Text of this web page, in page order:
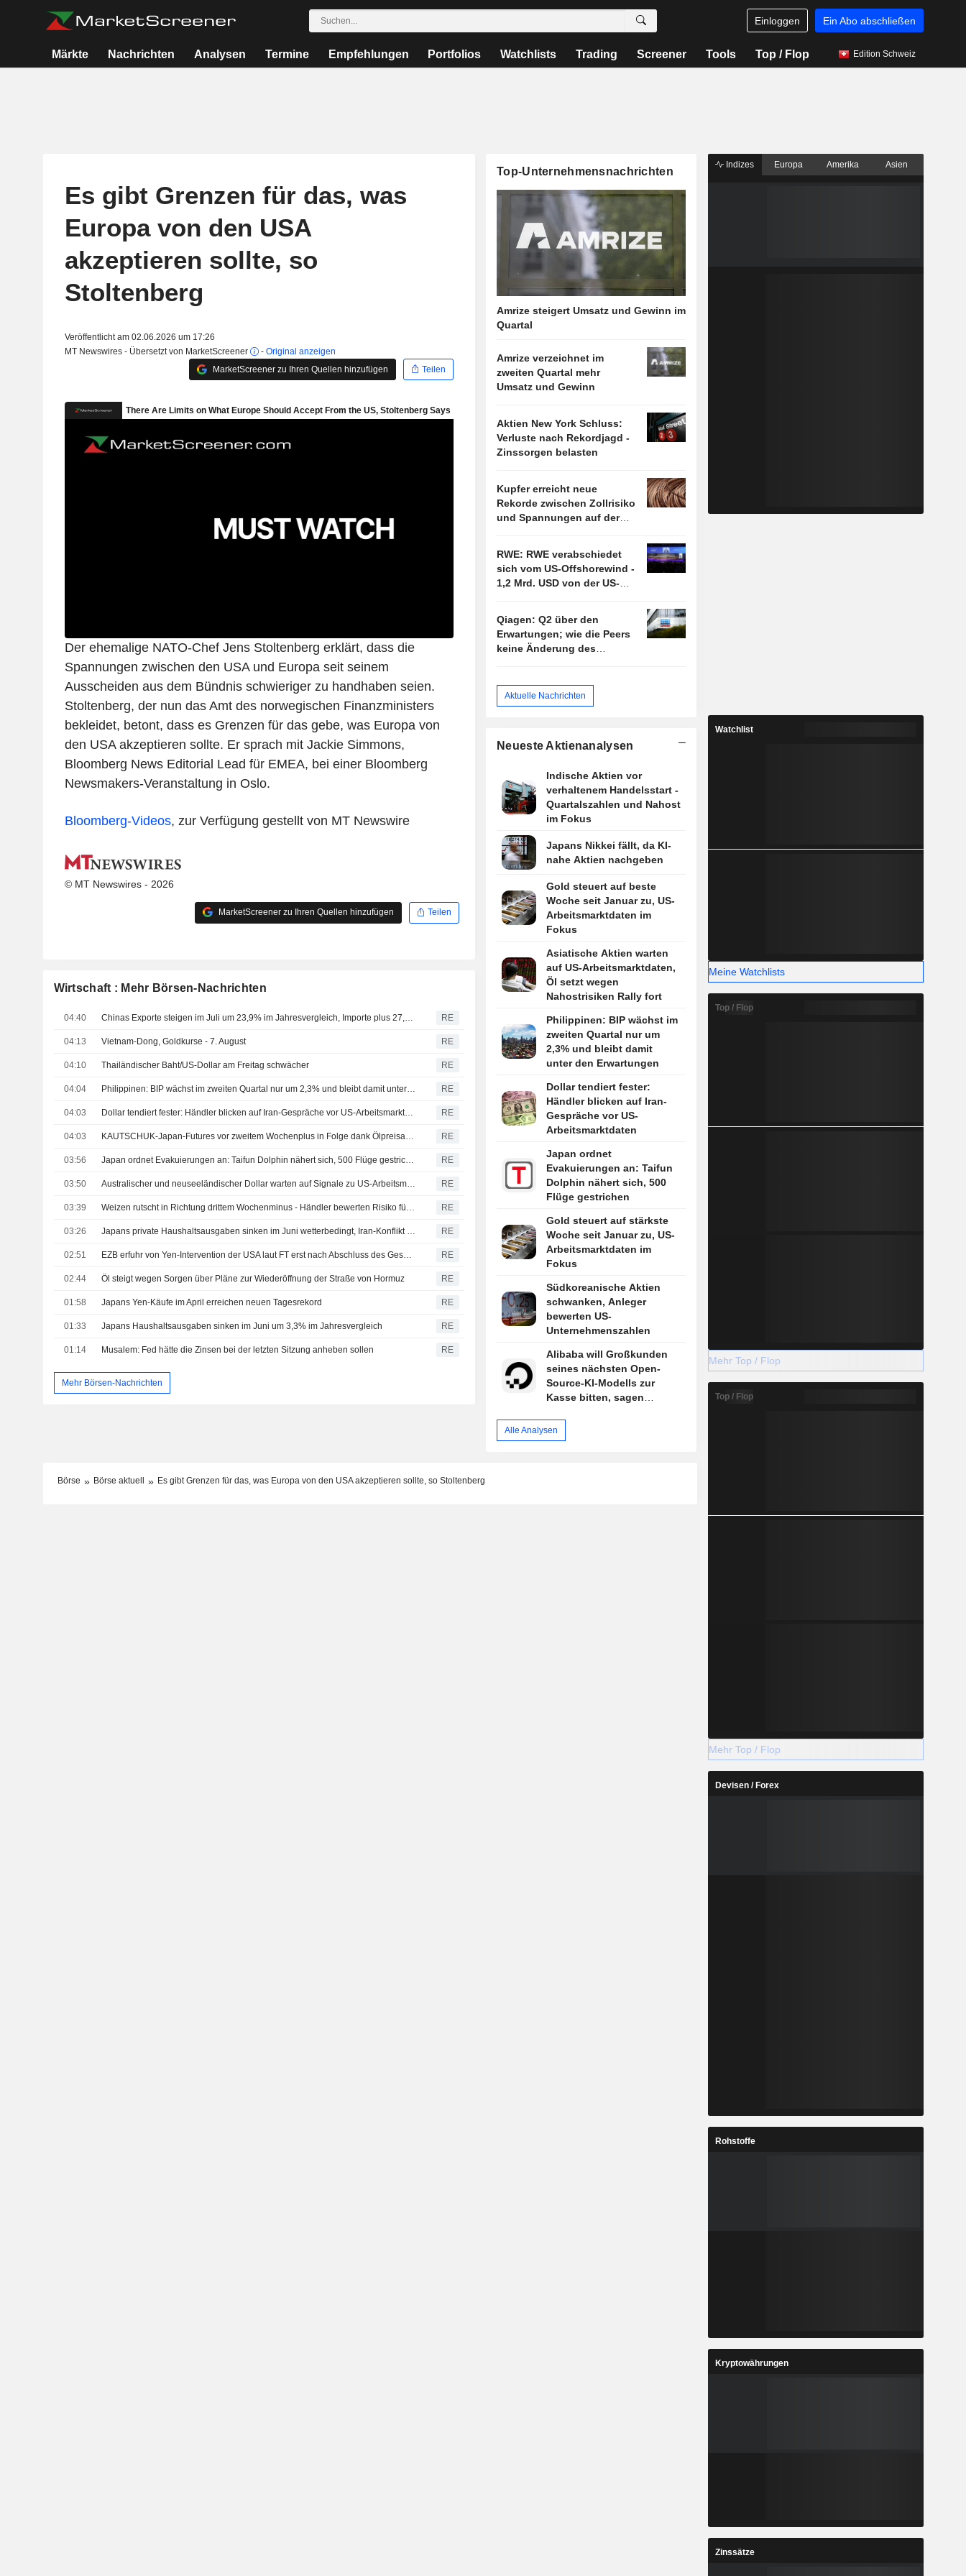
Einloggen Ein Abo abschließen
Märkte Nachrichten Analysen Termine Empfehlungen Portfolios Watchlists Trading Screener Tools Top / Flop Edition Schweiz
Es gibt Grenzen für das, was
Europa von den USA
akzeptieren sollte, so
Stoltenberg
Veröffentlicht am 02.06.2026 um 17:26
MT Newswires - Übersetzt von MarketScreener
- Original anzeigen
MarketScreener zu Ihren Quellen hinzufügen
Teilen
Der ehemalige NATO-Chef Jens Stoltenberg erklärt, dass die
Spannungen zwischen den USA und Europa seit seinem
Ausscheiden aus dem Bündnis schwieriger zu handhaben seien.
Stoltenberg, der nun das Amt des norwegischen Finanzministers
bekleidet, betont, dass es Grenzen für das gebe, was Europa von
den USA akzeptieren sollte. Er sprach mit Jackie Simmons,
Bloomberg News Editorial Lead für EMEA, bei einer Bloomberg
Newsmakers-Veranstaltung in Oslo.
Bloomberg-Videos, zur Verfügung gestellt von MT Newswire
© MT Newswires - 2026
MarketScreener zu Ihren Quellen hinzufügen Teilen
Wirtschaft : Mehr Börsen-Nachrichten
04:40 Chinas Exporte steigen im Juli um 23,9% im Jahresvergleich, Importe plus 27,5% RE
04:13 Vietnam-Dong, Goldkurse - 7. August RE
04:10 Thailändischer Baht/US-Dollar am Freitag schwächer RE
04:04 Philippinen: BIP wächst im zweiten Quartal nur um 2,3% und bleibt damit unter den Erwartungen RE
04:03 Dollar tendiert fester: Händler blicken auf Iran-Gespräche vor US-Arbeitsmarktdaten RE
04:03 KAUTSCHUK-Japan-Futures vor zweitem Wochenplus in Folge dank Ölpreisanstieg RE
03:56 Japan ordnet Evakuierungen an: Taifun Dolphin nähert sich, 500 Flüge gestrichen RE
03:50 Australischer und neuseeländischer Dollar warten auf Signale zu US-Arbeitsmarkt und RBA-Zinsaussichten RE
03:39 Weizen rutscht in Richtung drittem Wochenminus - Händler bewerten Risiko für Schwarzmeerexporte RE
03:26 Japans private Haushaltsausgaben sinken im Juni wetterbedingt, Iran-Konflikt trübt Ausblick RE
02:51 EZB erfuhr von Yen-Intervention der USA laut FT erst nach Abschluss des Geschäfts RE
02:44 Öl steigt wegen Sorgen über Pläne zur Wiederöffnung der Straße von Hormuz RE
01:58 Japans Yen-Käufe im April erreichen neuen Tagesrekord RE
01:33 Japans Haushaltsausgaben sinken im Juni um 3,3% im Jahresvergleich RE
01:14 Musalem: Fed hätte die Zinsen bei der letzten Sitzung anheben sollen RE
Mehr Börsen-Nachrichten
Top-Unternehmensnachrichten
Amrize steigert Umsatz und Gewinn im
Quartal
Amrize verzeichnet im
zweiten Quartal mehr
Umsatz und Gewinn
Aktien New York Schluss:
Verluste nach Rekordjagd -
Zinssorgen belasten
Kupfer erreicht neue
Rekorde zwischen Zollrisiko
und Spannungen auf der
RWE: RWE verabschiedet
sich vom US-Offshorewind -
1,2 Mrd. USD von der US-
Qiagen: Q2 über den
Erwartungen; wie die Peers
keine Änderung des
Aktuelle Nachrichten
Neueste Aktienanalysen
Indische Aktien vor
verhaltenem Handelsstart -
Quartalszahlen und Nahost
im Fokus
Japans Nikkei fällt, da KI-
nahe Aktien nachgeben
Gold steuert auf beste
Woche seit Januar zu, US-
Arbeitsmarktdaten im
Fokus
Asiatische Aktien warten
auf US-Arbeitsmarktdaten,
Öl setzt wegen
Nahostrisiken Rally fort
Philippinen: BIP wächst im
zweiten Quartal nur um
2,3% und bleibt damit
unter den Erwartungen
Dollar tendiert fester:
Händler blicken auf Iran-
Gespräche vor US-
Arbeitsmarktdaten
Japan ordnet
Evakuierungen an: Taifun
Dolphin nähert sich, 500
Flüge gestrichen
Gold steuert auf stärkste
Woche seit Januar zu, US-
Arbeitsmarktdaten im
Fokus
Südkoreanische Aktien
schwanken, Anleger
bewerten US-
Unternehmenszahlen
Alibaba will Großkunden
seines nächsten Open-
Source-KI-Modells zur
Kasse bitten, sagen
Alle Analysen
Börse Börse aktuell Es gibt Grenzen für das, was Europa von den USA akzeptieren sollte, so Stoltenberg
Indizes Europa Amerika Asien
Watchlist
Meine Watchlists
Top / Flop
Mehr Top / Flop
Top / Flop
Mehr Top / Flop
Devisen / Forex
Rohstoffe
Kryptowährungen
Zinssätze